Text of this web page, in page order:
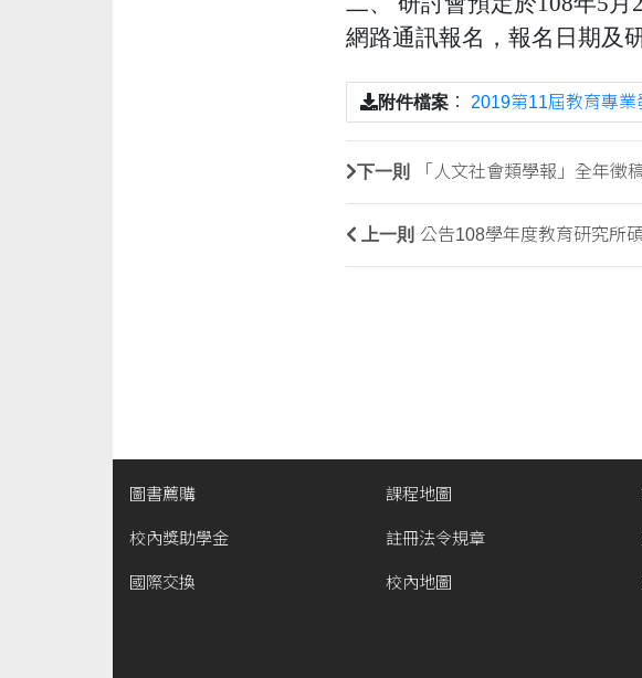
網路通訊報名，報名日期及
附件檔案 ： 2019第11屆教育專
下一則 「人文社會類學報」全年徵
上一則 公告108學年度教育研究所
圖書薦購
校內獎助學金
國際交換
課程地圖
註冊法令規章
校內地圖